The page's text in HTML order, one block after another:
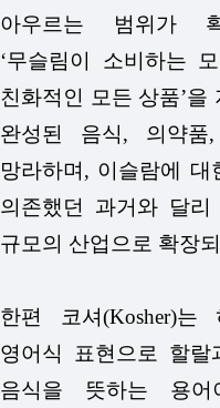
아우르는 범위가
‘무슬림이 소비하는
친화적인 모든 상품’을
완성된 음식, 의약
망라하며, 이슬람에 대
의존했던 과거와 달리
규모의 산업으로 확장
한편 코셔(Kosher)는
영어식 표현으로 할랄
음식을 뜻하는 용